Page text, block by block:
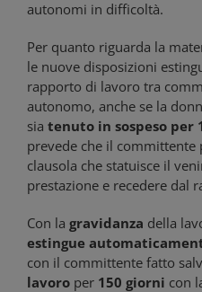
autonomi in difficoltà.
Per quanto riguarda la
le nuove disposizioni
rapporto di lavoro tra
autonomo, anche se la
sia tenuto in sospeso per
prevede che il committente
clausola che statuisce il
prestazione e recedere dal
Con la gravidanza della
estingue
con il committente fatto
lavoro per 150 giorni con